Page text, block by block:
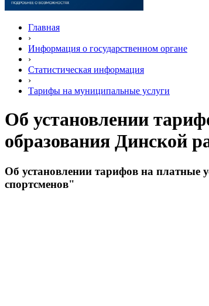
Главная
›
Информация о государственном органе
›
Статистическая информация
›
Тарифы на муниципальные услуги
Об установлении
образования Динской
Об установлении тарифов на платные
спортсменов"